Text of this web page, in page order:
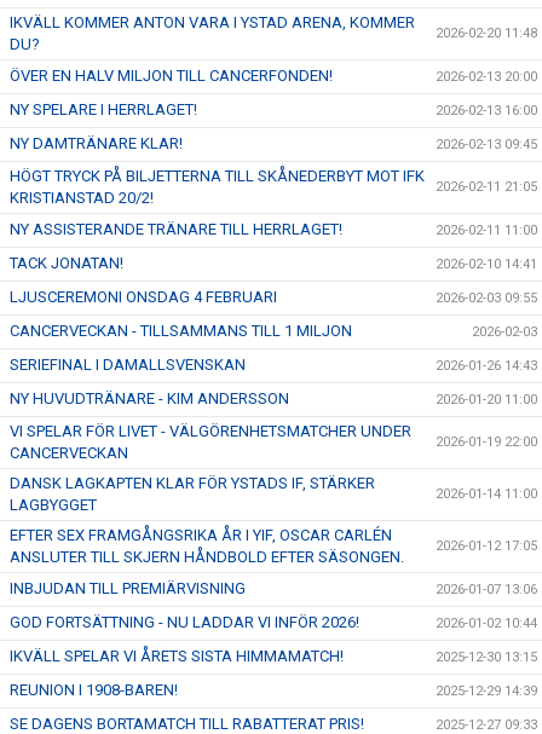
IKVÄLL KOMMER ANTON VARA I YSTAD ARENA, KOMMER
DU?
2026-02-20 11:48
ÖVER EN HALV MILJON TILL CANCERFONDEN! 2026-02-13 20:00
NY SPELARE I HERRLAGET! 2026-02-13 16:00
NY DAMTRÄNARE KLAR! 2026-02-13 09:45
HÖGT TRYCK PÅ BILJETTERNA TILL SKÅNEDERBYT MOT IFK
KRISTIANSTAD 20/2!
2026-02-11 21:05
NY ASSISTERANDE TRÄNARE TILL HERRLAGET! 2026-02-11 11:00
TACK JONATAN! 2026-02-10 14:41
LJUSCEREMONI ONSDAG 4 FEBRUARI 2026-02-03 09:55
CANCERVECKAN - TILLSAMMANS TILL 1 MILJON 2026-02-03
SERIEFINAL I DAMALLSVENSKAN 2026-01-26 14:43
NY HUVUDTRÄNARE - KIM ANDERSSON 2026-01-20 11:00
VI SPELAR FÖR LIVET - VÄLGÖRENHETSMATCHER UNDER
CANCERVECKAN
2026-01-19 22:00
DANSK LAGKAPTEN KLAR FÖR YSTADS IF, STÄRKER
LAGBYGGET
2026-01-14 11:00
EFTER SEX FRAMGÅNGSRIKA ÅR I YIF, OSCAR CARLÉN
ANSLUTER TILL SKJERN HÅNDBOLD EFTER SÄSONGEN.
2026-01-12 17:05
INBJUDAN TILL PREMIÄRVISNING 2026-01-07 13:06
GOD FORTSÄTTNING - NU LADDAR VI INFÖR 2026! 2026-01-02 10:44
IKVÄLL SPELAR VI ÅRETS SISTA HIMMAMATCH! 2025-12-30 13:15
REUNION I 1908-BAREN! 2025-12-29 14:39
SE DAGENS BORTAMATCH TILL RABATTERAT PRIS! 2025-12-27 09:33